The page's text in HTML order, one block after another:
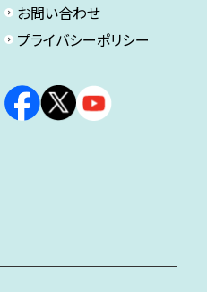
お問い合わせ
プライバシーポリシー